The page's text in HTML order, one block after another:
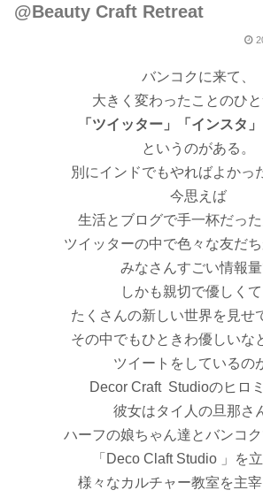
@Beauty Craft Retreat
バンコクに来て、
大きく変わったことのひと
「ツイッター」「インスタ
というのがある。
別にインドでもやればよかっ
今思えば
生活とブログで手一杯だった
ツイッターの中で色々な友だち
みなさんすごい情報
しかも親切で優しくて
たくさんの新しい世界を見せ
その中でもひときわ優しいな
ツイートをしているの
Decor Craft Studioのヒロミ
彼女はタイ人の旦那さ
ハーフの娘ちゃん達とバンコク
「Deco Claft Studio 」を
様々なカルチャー教室を主